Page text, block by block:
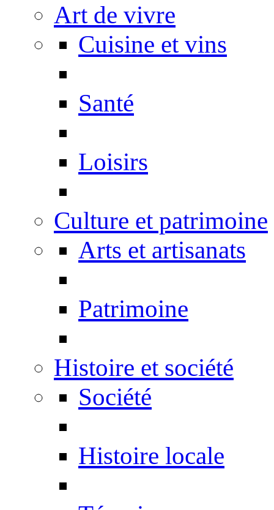
Art de vivre
Cuisine et vins
Santé
Loisirs
Culture et patrimoine
Arts et artisanats
Patrimoine
Histoire et société
Société
Histoire locale